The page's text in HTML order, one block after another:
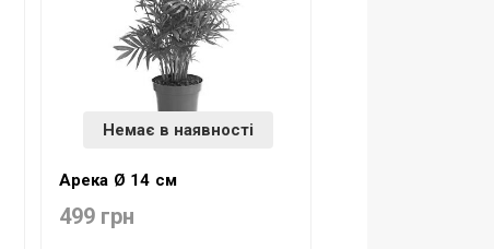
Немає в наявності
Арека Ø 14 см
499 грн